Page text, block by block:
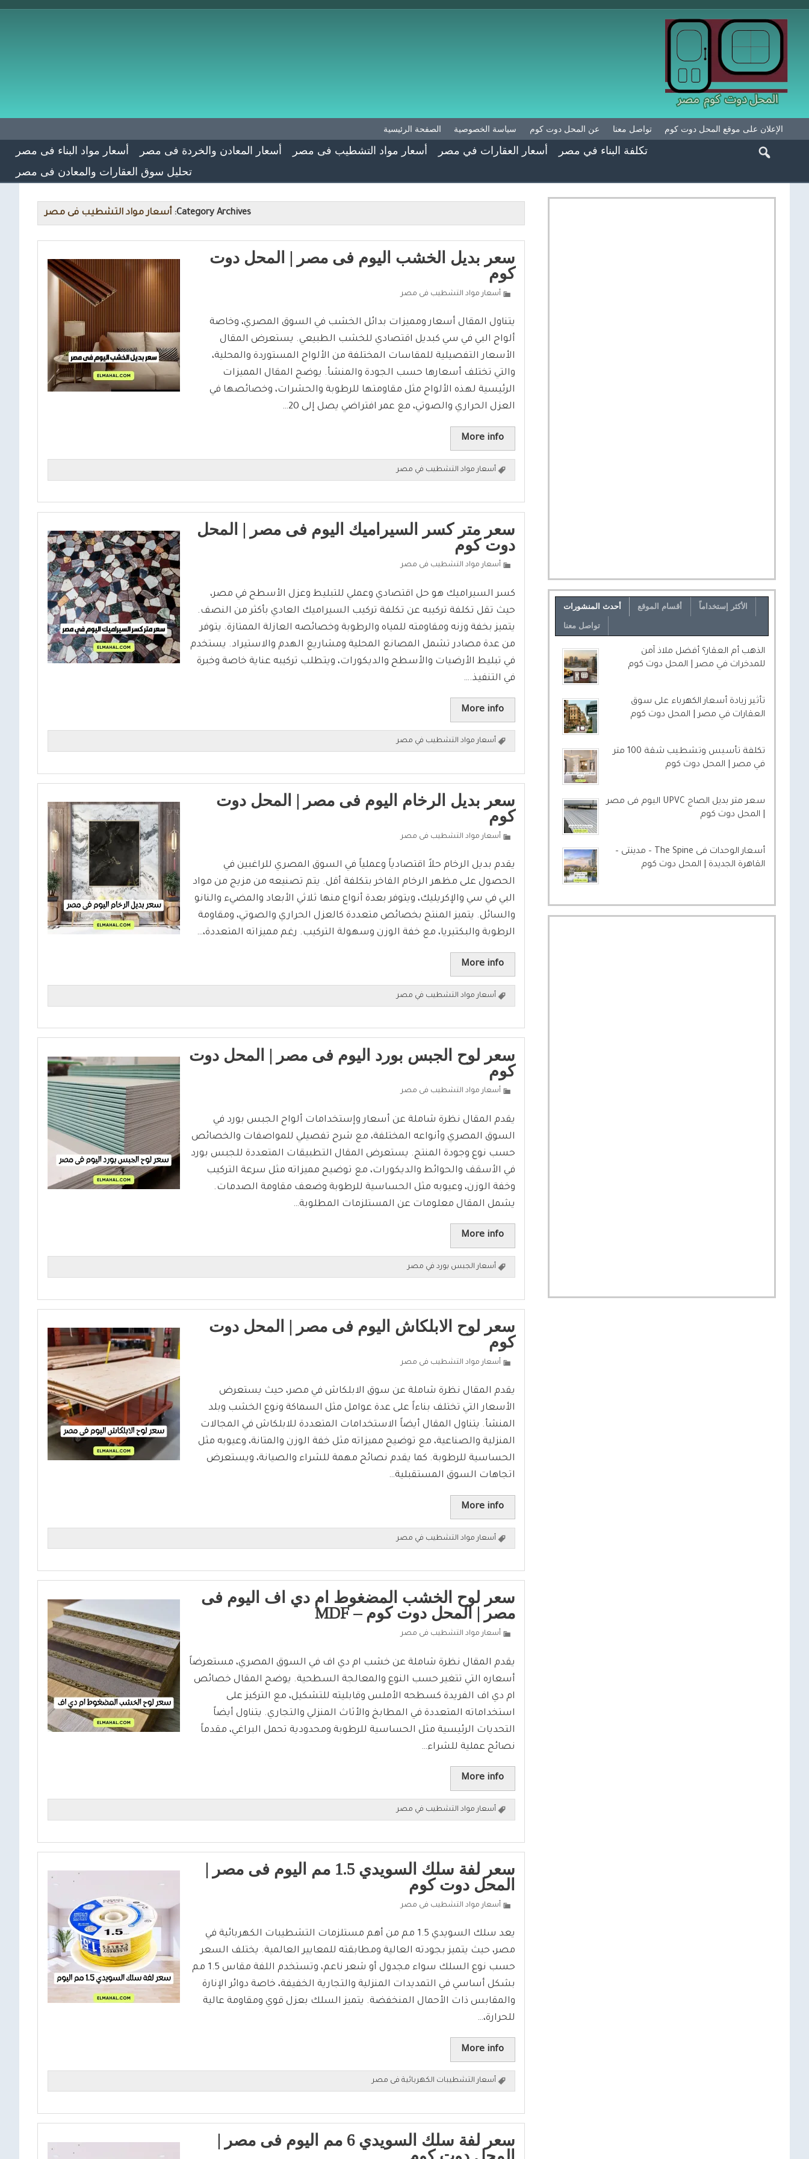
الصفحة الرئيسية سياسة الخصوصية عن المحل دوت كوم تواصل معنا الإعلان على موقع المحل دوت كوم
أسعار مواد البناء فى مصر أسعار المعادن والخردة فى مصر أسعار مواد التشطيب فى مصر أسعار العقارات في مصر
تكلفة البناء في مصر
تحليل سوق العقارات والمعادن فى مصر
Category Archives: أسعار مواد التشطيب فى مصر
سعر بديل الخشب اليوم فى مصر | المحل دوت
كوم
أسعار مواد التشطيب فى مصر
يتناول المقال أسعار ومميزات بدائل الخشب في السوق المصري، وخاصة
ألواح البي في سي كبديل اقتصادي للخشب الطبيعي. يستعرض المقال
الأسعار التفصيلية للمقاسات المختلفة من الألواح المستوردة والمحلية،
والتي تختلف أسعارها حسب الجودة والمنشأ. يوضح المقال المميزات
الرئيسية لهذه الألواح مثل مقاومتها للرطوبة والحشرات، وخصائصها في
العزل الحراري والصوتي، مع عمر افتراضي يصل إلى 20…
More info
أسعار مواد التشطيب في مصر
سعر متر كسر السيراميك اليوم فى مصر | المحل
دوت كوم
أسعار مواد التشطيب فى مصر
كسر السيراميك هو حل اقتصادي وعملي للتبليط وعزل الأسطح في مصر،
حيث تقل تكلفة تركيبه عن تكلفة تركيب السيراميك العادي بأكثر من النصف.
يتميز بخفة وزنه ومقاومته للمياه والرطوبة وخصائصه العازلة الممتازة. يتوفر
من عدة مصادر تشمل المصانع المحلية ومشاريع الهدم والاستيراد. يستخدم
في تبليط الأرضيات والأسطح والديكورات، ويتطلب تركيبه عناية خاصة وخبرة
في التنفيذ.…
More info
أسعار مواد التشطيب في مصر
سعر بديل الرخام اليوم فى مصر | المحل دوت
كوم
أسعار مواد التشطيب فى مصر
يقدم بديل الرخام حلاً اقتصادياً وعملياً في السوق المصري للراغبين في
الحصول على مظهر الرخام الفاخر بتكلفة أقل. يتم تصنيعه من مزيج من مواد
البي في سي والإكريليك، ويتوفر بعدة أنواع منها ثلاثي الأبعاد والمضيء والنانو
والسائل. يتميز المنتج بخصائص متعددة كالعزل الحراري والصوتي، ومقاومة
الرطوبة والبكتيريا، مع خفة الوزن وسهولة التركيب. رغم مميزاته المتعددة،…
More info
أسعار مواد التشطيب في مصر
سعر لوح الجبس بورد اليوم فى مصر | المحل دوت
كوم
أسعار مواد التشطيب فى مصر
يقدم المقال نظرة شاملة عن أسعار وإستخدامات ألواح الجبس بورد في
السوق المصري وأنواعه المختلفة، مع شرح تفصيلي للمواصفات والخصائص
حسب نوع وجودة المنتج. يستعرض المقال التطبيقات المتعددة للجبس بورد
في الأسقف والحوائط والديكورات، مع توضيح مميزاته مثل سرعة التركيب
وخفة الوزن، وعيوبه مثل الحساسية للرطوبة وضعف مقاومة الصدمات.
يشمل المقال معلومات عن المستلزمات المطلوبة…
More info
أسعار الجبس بورد في مصر
سعر لوح الابلكاش اليوم فى مصر | المحل دوت
كوم
أسعار مواد التشطيب فى مصر
يقدم المقال نظرة شاملة عن سوق الابلكاش في مصر، حيث يستعرض
الأسعار التي تختلف بناءاً على عدة عوامل مثل السماكة ونوع الخشب وبلد
المنشأ. يتناول المقال أيضاً الاستخدامات المتعددة للابلكاش في المجالات
المنزلية والصناعية، مع توضيح مميزاته مثل خفة الوزن والمتانة، وعيوبه مثل
الحساسية للرطوبة. كما يقدم نصائح مهمة للشراء والصيانة، ويستعرض
اتجاهات السوق المستقبلية…
More info
أسعار مواد التشطيب في مصر
سعر لوح الخشب المضغوط ام دي اف اليوم فى
مصر | المحل دوت كوم – MDF
أسعار مواد التشطيب فى مصر
يقدم المقال نظرة شاملة عن خشب ام دي اف في السوق المصري، مستعرضاً
أسعاره التي تتغير حسب النوع والمعالجة السطحية. يوضح المقال خصائص
ام دي اف الفريدة كسطحه الأملس وقابليته للتشكيل، مع التركيز على
استخداماته المتعددة في المطابخ والأثاث المنزلي والتجاري. يتناول أيضاً
التحديات الرئيسية مثل الحساسية للرطوبة ومحدودية تحمل البراغي، مقدماً
نصائح عملية للشراء…
More info
أسعار مواد التشطيب في مصر
سعر لفة سلك السويدي 1.5 مم اليوم فى مصر |
المحل دوت كوم
أسعار مواد التشطيب فى مصر
يعد سلك السويدي 1.5 مم من أهم مستلزمات التشطيبات الكهربائية في
مصر، حيث يتميز بجودته العالية ومطابقته للمعايير العالمية. يختلف السعر
حسب نوع السلك سواء مجدول أو شعر ناعم، وتستخدم اللفة مقاس 1.5 مم
بشكل أساسي في التمديدات المنزلية والتجارية الخفيفة، خاصة دوائر الإنارة
والمقابس ذات الأحمال المنخفضة. يتميز السلك بعزل قوي ومقاومة عالية
للحرارة،…
More info
أسعار التشطيبات الكهربائية فى مصر
سعر لفة سلك السويدي 6 مم اليوم فى مصر |
أحدث المنشورات أقسام الموقع الأكثر إستخداماً
تواصل معنا
الذهب أم العقار؟ أفضل ملاذ آمن
للمدخرات في مصر | المحل دوت كوم
تأثير زيادة أسعار الكهرباء على سوق
العقارات في مصر | المحل دوت كوم
تكلفة تأسيس وتشطيب شقة 100 متر
في مصر | المحل دوت كوم
سعر متر بديل الصاج UPVC اليوم فى مصر
| المحل دوت كوم
أسعار الوحدات فى The Spine – مدينتى –
القاهرة الجديدة | المحل دوت كوم